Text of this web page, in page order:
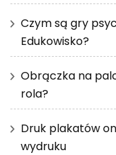
Czym są gry
Edukowisko?
Obrączka na
rola?
Druk plakatów
wydruku